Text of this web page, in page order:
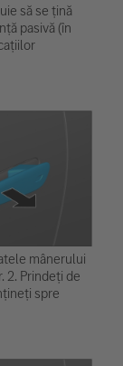
să se țină
pasivă (în
mânerului
2. Prindeți de
spre